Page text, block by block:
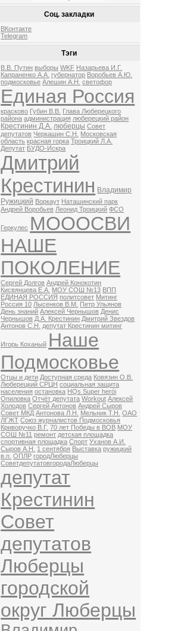
Соц. закладки
ВКонтакте
Telegram
Тэги
В.В. Путин выборы WKF Назарьева И.Г.
Капраненко А.А. губернатор Воробьев А.Ю.
подмосковье Алешин А.Н. светофор
Единая Россия
красково Губин В.В. Глава Люберецкого
района администрация люберецкий район
Крестинин Д.А. люберцы Совет
депутатов Черкашин С.Н.
Московская
область красная горка Троицкий Л.А.
Депутат БУДО-Искра
Дмитрий
Крестинин Владимир
Ружицкий Воркаут Наташинский парк
Андрей Воробьев Леонид Троицкий ФСО
Геркулес МОООСВИ
НАШЕ
ПОКОЛЕНИЕ
Сергей Долгов Андрей Конокотин
Кисвянцева Е.А. МОУ СОШ №13 ВПП
ЕДИНАЯ РОССИЯ политсовет Митинг
Россия 10 Лысенков В.М. Петр Ульянов
День знаний Алексей Чернышов Денис
Чернышов Д.А. Крестинин Дмитрий Звездов
Антонов С.Н.
депутат Крестинин митинг
Игорь Коханый Наше
Подмосковье
Отцы и дети Доступная среда Ковязин О.В.
Люберецкий СРЦН социальная защита
населения остановка HQs Super herói
Опиловка Отчёт депутата Workout Алексей
Холодов Сергей Антонов Андрей Сыров
Совет МКД Антонова Л.Н. Мельник Т.Н.
ОАО
ЛГЖТ Союз журналистов Подмосковья
Криворучко В.Г. 70 лет Победы в ВОВ МОУ
СОШ №11 ремонт детская площадка
спортивная площадка Спорт Уханов А.И.
Сыров А.Н.
1 сентября Выставка ружицкий
в.п.
ОПЛР городЛюберцы
СоветдепутатовгородаЛюберцы
депутат
Крестинин
Совет
депутатов
Люберцы
городской
округ Люберцы